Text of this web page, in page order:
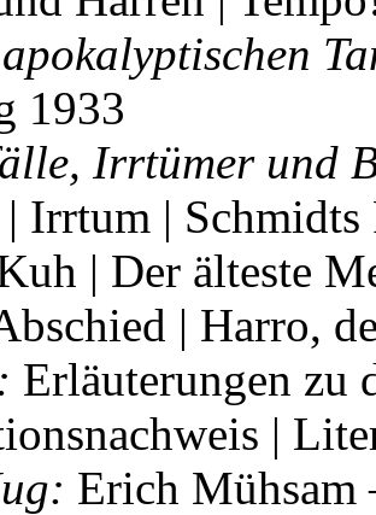
1933
Irrtümer und
| Irrtum |
| Der älteste
| Harro,
Erläuterungen zu
|
Erich Mühsam